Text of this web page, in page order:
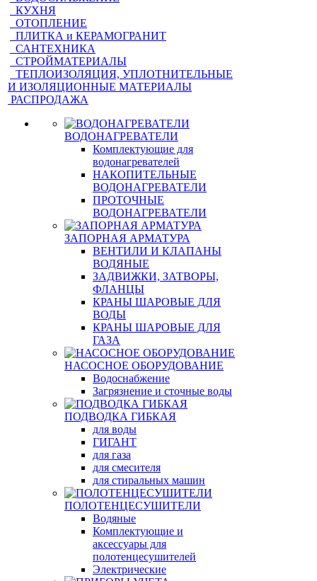
КУХНЯ
ОТОПЛЕНИЕ
ПЛИТКА и КЕРАМОГРАНИТ
САНТЕХНИКА
СТРОЙМАТЕРИАЛЫ
ТЕПЛОИЗОЛЯЦИЯ, УПЛОТНИТЕЛЬНЫЕ
И ИЗОЛЯЦИОННЫЕ МАТЕРИАЛЫ
РАСПРОДАЖА
ВОДОНАГРЕВАТЕЛИ
Комплектующие для
водонагревателей
НАКОПИТЕЛЬНЫЕ
ВОДОНАГРЕВАТЕЛИ
ПРОТОЧНЫЕ
ВОДОНАГРЕВАТЕЛИ
ЗАПОРНАЯ АРМАТУРА
ВЕНТИЛИ И КЛАПАНЫ
ВОДЯНЫЕ
ЗАДВИЖКИ, ЗАТВОРЫ,
ФЛАНЦЫ
КРАНЫ ШАРОВЫЕ ДЛЯ
ВОДЫ
КРАНЫ ШАРОВЫЕ ДЛЯ
ГАЗА
НАСОСНОЕ ОБОРУДОВАНИЕ
Водоснабжение
Загрязнение и сточные воды
ПОДВОДКА ГИБКАЯ
для воды
ГИГАНТ
для газа
для смесителя
для стиральных машин
ПОЛОТЕНЦЕСУШИТЕЛИ
Водяные
Комплектующие и
аксессуары для
полотенцесушителей
Электрические